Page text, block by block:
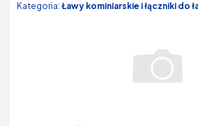
Kategoria: Ławy kominiarskie i łączniki do